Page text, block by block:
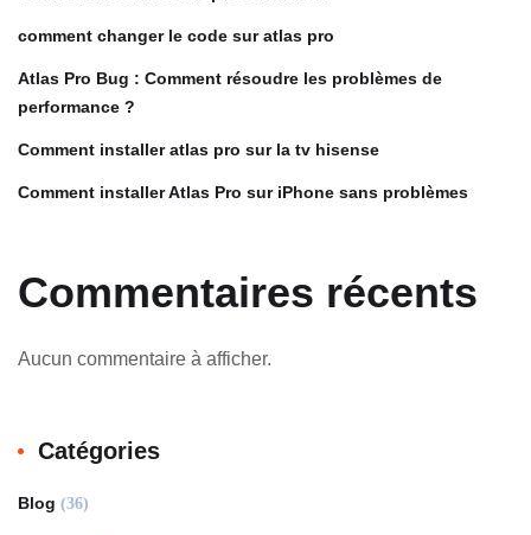
comment changer le code sur atlas pro
Atlas Pro Bug : Comment résoudre les problèmes de
performance ?
Comment installer atlas pro sur la tv hisense
Comment installer Atlas Pro sur iPhone sans problèmes
Commentaires récents
Aucun commentaire à afficher.
Catégories
Blog (36)